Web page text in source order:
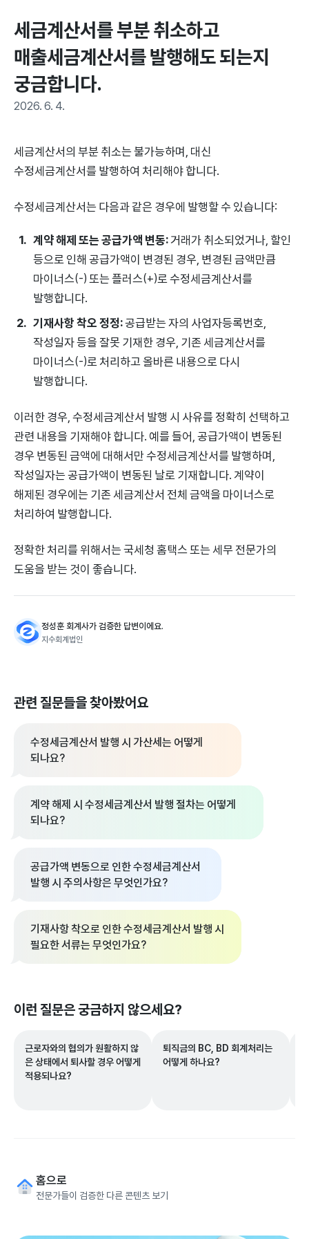
세금계산서를 부분 취소하고
매출세금계산서를 발행해도 되는지
궁금합니다.
2026. 6. 4.
세금계산서의 부분 취소는 불가능하며, 대신
수정세금계산서를 발행하여 처리해야 합니다.
수정세금계산서는 다음과 같은 경우에 발행할 수 있습니다:
계약 해제 또는 공급가액 변동:거래가 취소되었거나, 할인
등으로 인해 공급가액이 변경된 경우, 변경된 금액만큼
마이너스(-) 또는 플러스(+)로 수정세금계산서를
발행합니다.
기재사항 착오 정정:공급받는 자의 사업자등록번호,
작성일자 등을 잘못 기재한 경우, 기존 세금계산서를
마이너스(-)로 처리하고 올바른 내용으로 다시
발행합니다.
이러한 경우, 수정세금계산서 발행 시 사유를 정확히 선택하고
관련 내용을 기재해야 합니다. 예를 들어, 공급가액이 변동된
경우 변동된 금액에 대해서만 수정세금계산서를 발행하며,
작성일자는 공급가액이 변동된 날로 기재합니다. 계약이
해제된 경우에는 기존 세금계산서 전체 금액을 마이너스로
처리하여 발행합니다.
정확한 처리를 위해서는 국세청 홈택스 또는 세무 전문가의
도움을 받는 것이 좋습니다.
정성훈 회계사가 검증한 답변이에요.
지수회계법인
관련 질문들을 찾아봤어요
수정세금계산서 발행 시 가산세는 어떻게
되나요?
계약 해제 시 수정세금계산서 발행 절차는 어떻게
되나요?
공급가액 변동으로 인한 수정세금계산서
발행 시 주의사항은 무엇인가요?
기재사항 착오로 인한 수정세금계산서 발행 시
필요한 서류는 무엇인가요?
이런 질문은 궁금하지 않으세요?
근로자와의 협의가 원활하지 않
은 상태에서 퇴사할 경우 어떻게
적용되나요?
퇴직금의 BC, BD 회계처리는
어떻게 하나요?
홈으로
전문가들이 검증한 다른 콘텐츠 보기